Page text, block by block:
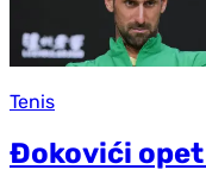
Tenis
Đokovići